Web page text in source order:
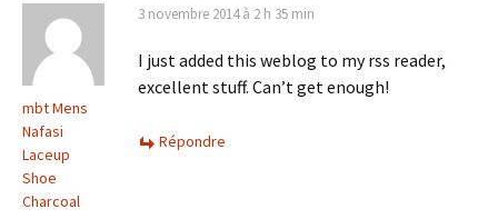
mbt Mens
Nafasi
Laceup
Shoe
Charcoal
3 novembre 2014 à 2 h 35 min
I just added this weblog to my rss reader,
excellent stuff. Can’t get enough!
Répondre